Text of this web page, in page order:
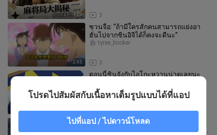
1:29 3
2:45
ซวนจื่อ: “ถ้ามีใครสักคนสามารถแย่งอา
ฮั่นไปจากชินอิจิได้ก็คงจะดีนะ”
3
tyree_booker
ตอนนี้ชินจังกับไอโกะหวานน่าดูเลยนะ
5
【MAD】หกเดือนแห่งความทุกข์ยากได้
หล่อหลอมให้คุณต้องทนทุกข์สามร้อยปี…
โปรดไปสัมผัสกับเนื้อหาเต็มรูปแบบได้ที่แอป
ไปที่แอป / ไปดาวน์โหลด